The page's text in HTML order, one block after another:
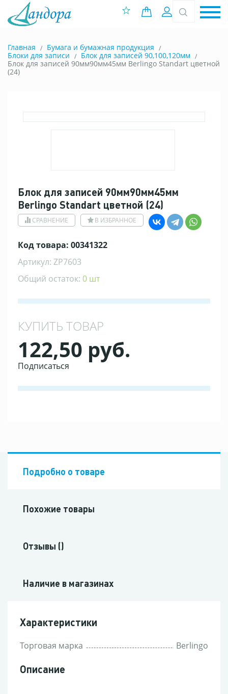
0 позиций
Вход
Главная
Бумага и бумажная продукция
Блоки для записи
Блок для записей 90,100,120мм
Блок для записей 90мм90мм45мм Berlingo Standart цветной
(24)
Блок для записей 90мм90мм45мм
Berlingo Standart цветной (24)
СРАВНЕНИЕ В ИЗБРАННОЕ
Код товара: 00341322
Артикул: ZP7603
Общий остаток: 0 шт
КУПИТЬ ТОВАР
122,50 руб.
Подписаться
Подробно о товаре
Похожие товары
Отзывы ()
Наличие в магазинах
Характеристики
Торговая марка Berlingo
Описание